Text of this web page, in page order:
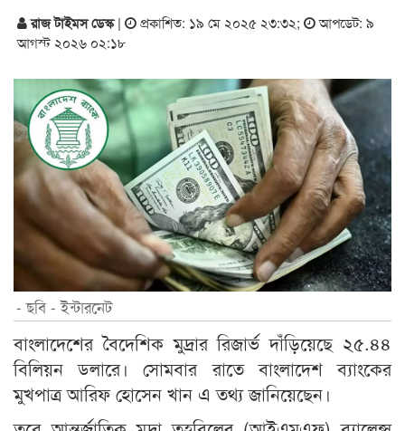
রাজ টাইমস ডেস্ক| প্রকাশিত: ১৯ মে ২০২৫ ২৩:৩২;
আপডেট: ৯
আগস্ট ২০২৬ ০২:১৮
- ছবি - ইন্টারনেট
বাংলাদেশের বৈদেশিক মুদ্রার রিজার্ভ দাঁড়িয়েছে ২৫.৪৪
বিলিয়ন ডলারে। সোমবার রাতে বাংলাদেশ ব্যাংকের
মুখপাত্র আরিফ হোসেন খান এ তথ্য জানিয়েছেন।